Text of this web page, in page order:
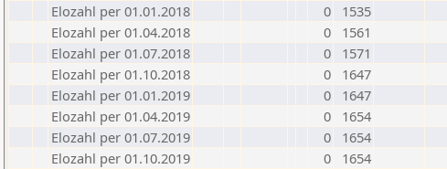
Elozahl per 01.01.2018
0
1535
Elozahl per 01.04.2018
0
1561
Elozahl per 01.07.2018
0
1571
Elozahl per 01.10.2018
0
1647
Elozahl per 01.01.2019
0
1647
Elozahl per 01.04.2019
0
1654
Elozahl per 01.07.2019
0
1654
Elozahl per 01.10.2019
0
1654